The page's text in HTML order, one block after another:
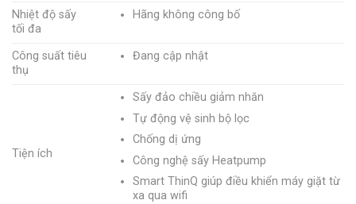
Nhiệt độ sấy
tối đa
Hãng không công bố
Công suất tiêu
thụ
Đang cập nhật
Tiện ích
Sấy đảo chiều giảm nhăn
Tự động vệ sinh bộ lọc
Chống dị ứng
Công nghệ sấy Heatpump
Smart ThinQ giúp điều khiển máy giặt từ
xa qua wifi